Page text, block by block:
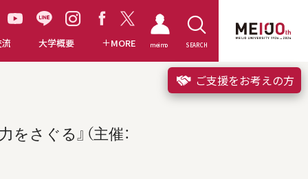
大学概要 MORE meimo SEARCH
ご支援をお考えの方
さぐる』（主催：